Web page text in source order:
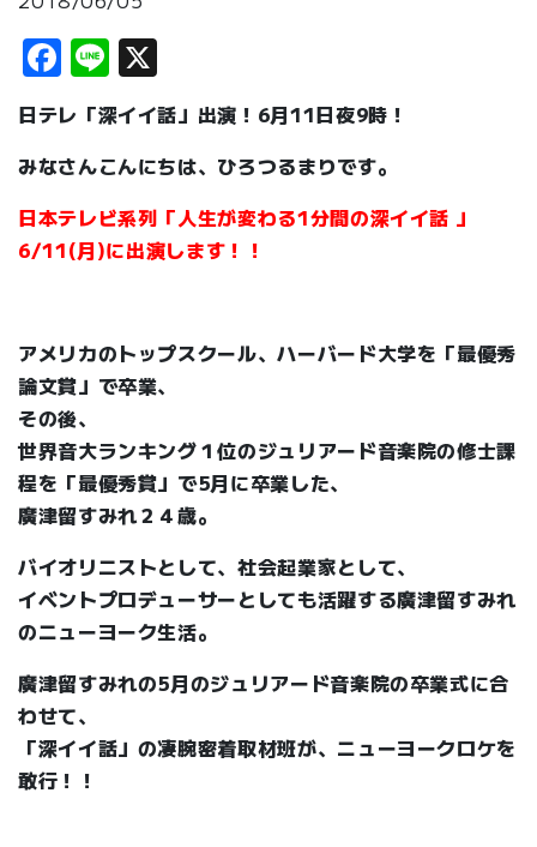
Facebook
Line
日テレ「深イイ話」出演！6月11日夜9時！
みなさんこんにちは、ひろつるまりです。
日本テレビ系列「人生が変わる1分間の深イイ話 」
6/11(月)に出演します！！
アメリカのトップスクール、ハーバード大学を「最優秀
論文賞」で卒業、
その後、
世界音大ランキング１位のジュリアード音楽院の修士課
程を「最優秀賞」で5月に卒業した、
廣津留すみれ２４歳。
バイオリニストとして、社会起業家として、
イベントプロデューサーとしても活躍する廣津留すみれ
のニューヨーク生活。
廣津留すみれの5月のジュリアード音楽院の卒業式に合
わせて、
「深イイ話」の凄腕密着取材班が、ニューヨークロケを
敢行！！